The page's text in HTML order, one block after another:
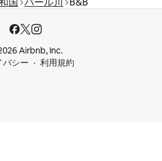
Airbnb, Inc.
バシー
利用規約